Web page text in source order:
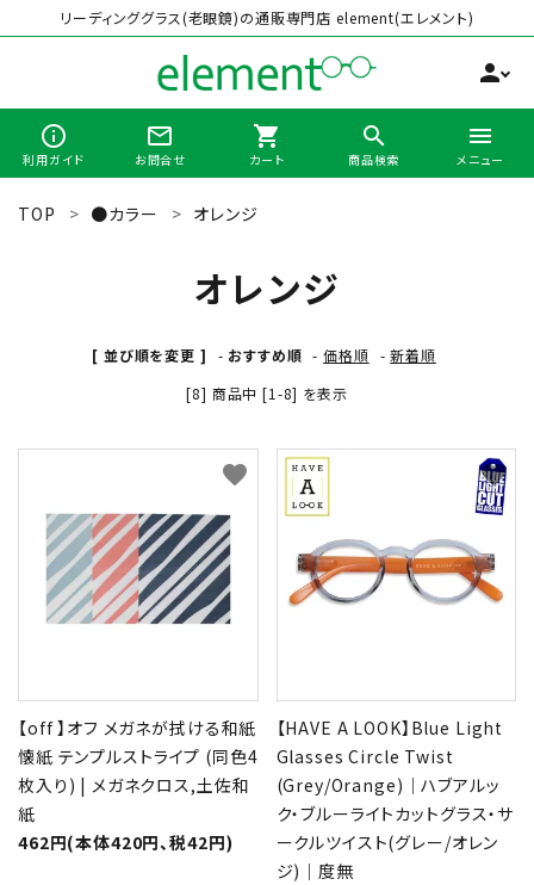
リーディンググラス(老眼鏡)の通販専門店 element(エレメント)
person
info_outline
利用ガイド
mail_outline
お問合せ
shopping_cart
カート
search
商品検索
menu
メニュー
ブランドから選ぶ
形から選ぶ
価格帯から選ぶ
SALE
コンテンツ
TOP ●カラー オレンジ
オレンジ
[ 並び順を変更 ] - おすすめ順 -価格順 -新着順
[8] 商品中 [1-8] を表示
【off 】オフ メガネが拭ける和紙
懐紙 テンプルストライプ (同色4
枚入り) | メガネクロス,土佐和
紙
462円(本体420円、税42円)
favorite
【HAVE A LOOK】Blue Light
Glasses Circle Twist
(Grey/Orange)｜ハブアルッ
ク・ブルーライトカットグラス・サ
ークルツイスト(グレー/オレン
ジ)｜度無
favorite